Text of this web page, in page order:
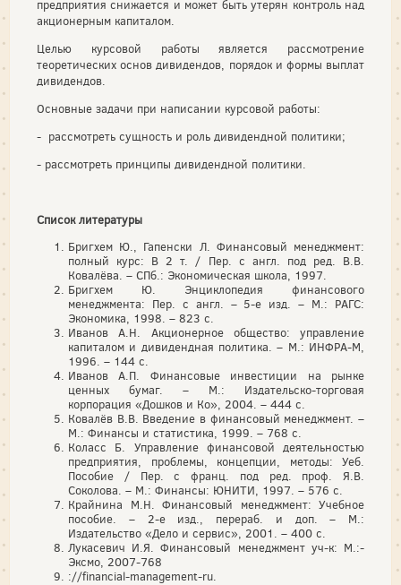
предприятия снижается и может быть утерян контроль над
акционерным капиталом.
Целью курсовой работы является рассмотрение
теоретических основ дивидендов, порядок и формы выплат
дивидендов.
Основные задачи при написании курсовой работы:
- рассмотреть сущность и роль дивидендной политики;
- рассмотреть принципы дивидендной политики.
Список литературы
Бригхем Ю., Гапенски Л. Финансовый менеджмент:
полный курс: В 2 т. / Пер. с англ. под ред. В.В.
Ковалёва. – СПб.: Экономическая школа, 1997.
Бригхем Ю. Энциклопедия финансового
менеджмента: Пер. с англ. – 5-е изд. – М.: РАГС:
Экономика, 1998. – 823 с.
Иванов А.Н. Акционерное общество: управление
капиталом и дивидендная политика. – М.: ИНФРА-М,
1996. – 144 с.
Иванов А.П. Финансовые инвестиции на рынке
ценных бумаг. – М.: Издательско-торговая
корпорация «Дошков и Ко», 2004. – 444 с.
Ковалёв В.В. Введение в финансовый менеджмент. –
М.: Финансы и статистика, 1999. – 768 с.
Коласс Б. Управление финансовой деятельностью
предприятия, проблемы, концепции, методы: Уеб.
Пособие / Пер. с франц. под ред. проф. Я.В.
Соколова. – М.: Финансы: ЮНИТИ, 1997. – 576 с.
Крайнина М.Н. Финансовый менеджмент: Учебное
пособие. – 2-е изд., перераб. и доп. – М.:
Издательство «Дело и сервис», 2001. – 400 с.
Лукасевич И.Я. Финансовый менеджмент уч-к: М.:-
Эксмо, 2007-768
://financial-management-ru.